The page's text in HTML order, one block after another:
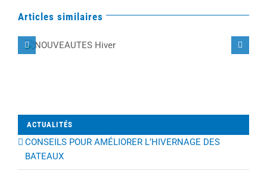
Articles similaires
NOUVEAUTES
ACTUALITÉS
CONSEILS POUR AMÉLIORER L’HIVERNAGE DES
BATEAUX